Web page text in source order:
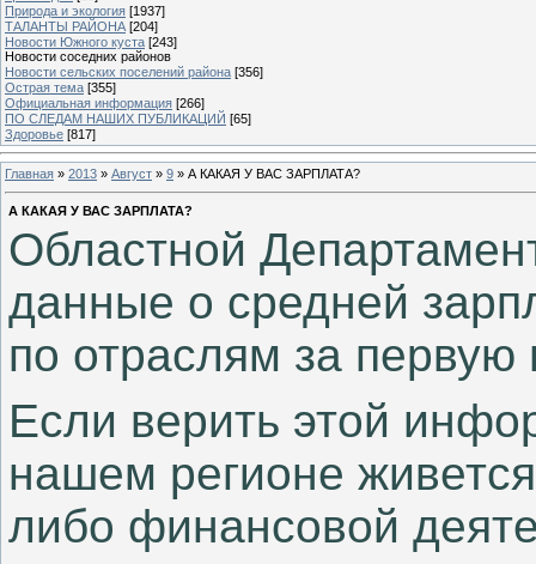
Природа и экология [1937]
ТАЛАНТЫ РАЙОНА [204]
Новости Южного куста [243]
Новости соседних районов
Новости сельских поселений района [356]
Острая тема [355]
Официальная информация [266]
ПО СЛЕДАМ НАШИХ ПУБЛИКАЦИЙ [65]
Здоровье [817]
Главная » 2013 » Август » 9 » А КАКАЯ У ВАС ЗАРПЛАТА?
А КАКАЯ У ВАС ЗАРПЛАТА?
Областной
данные о средней
по отраслям за первую
Если верить этой
нашем регионе
либо финансовой